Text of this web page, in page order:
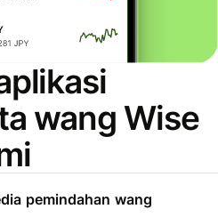
wang Wise
pemindahan wang